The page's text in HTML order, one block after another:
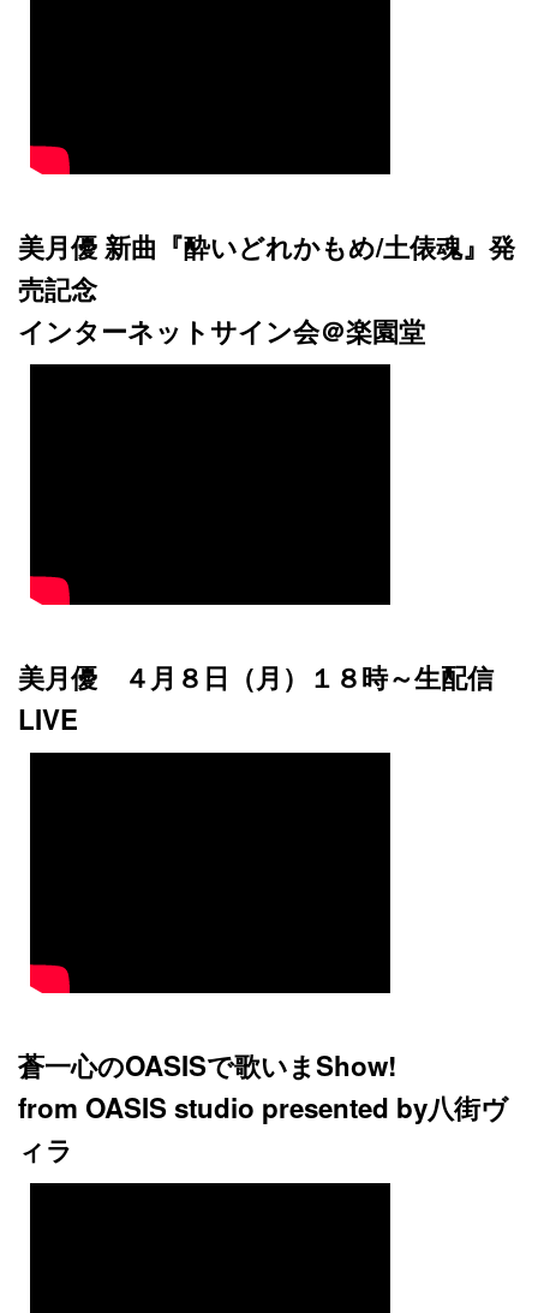
美月優 新曲『酔いどれかもめ/土俵魂』発
売記念
インターネットサイン会＠楽園堂
美月優 ４月８日（月）１８時～生配信
LIVE
蒼一心のOASISで歌いまShow!
from OASIS studio presented by八街ヴ
ィラ